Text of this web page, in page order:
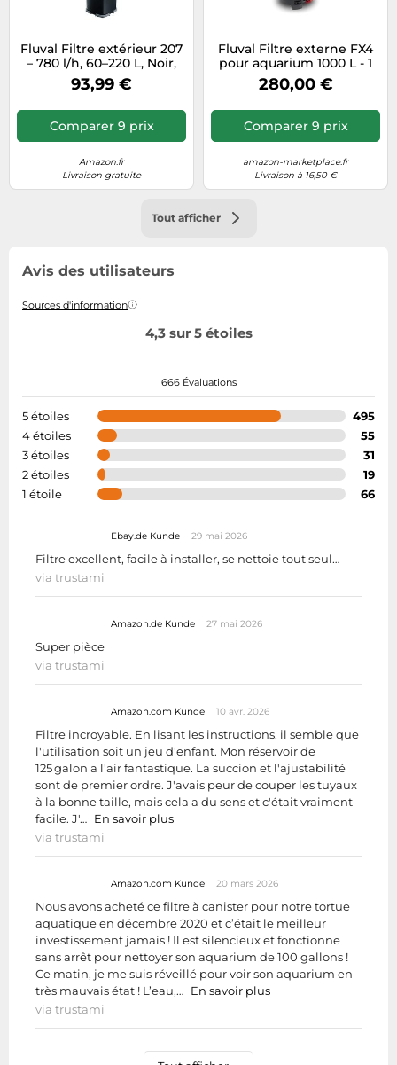
Fluval Filtre extérieur 207
– 780 l/h, 60–220 L, Noir,
19×18×42 cm
93,99 €
Comparer 9 prix
Amazon.fr
Livraison gratuite
Fluval Filtre externe FX4
pour aquarium 1000 L - 1
pièce
280,00 €
Comparer 9 prix
amazon-marketplace.fr
Livraison à 16,50 €
Tout afficher
Avis des utilisateurs
Sources d'information
4,3 sur 5 étoiles
666 Évaluations
5 étoiles
495
4 étoiles
55
3 étoiles
31
2 étoiles
19
1 étoile
66
Ebay.de Kunde 29 mai 2026
Filtre excellent, facile à installer, se nettoie tout seul…
via trustami
Amazon.de Kunde 27 mai 2026
Super pièce
via trustami
Amazon.com Kunde 10 avr. 2026
Filtre incroyable. En lisant les instructions, il semble que
l'utilisation soit un jeu d'enfant. Mon réservoir de
125 galon a l'air fantastique. La succion et l'ajustabilité
sont de premier ordre. J'avais peur de couper les tuyaux
à la bonne taille, mais cela a du sens et c'était vraiment
facile. J'… En savoir plus
via trustami
Amazon.com Kunde 20 mars 2026
Nous avons acheté ce filtre à canister pour notre tortue
aquatique en décembre 2020 et c’était le meilleur
investissement jamais ! Il est silencieux et fonctionne
sans arrêt pour nettoyer son aquarium de 100 gallons !
Ce matin, je me suis réveillé pour voir son aquarium en
très mauvais état ! L’eau,… En savoir plus
via trustami